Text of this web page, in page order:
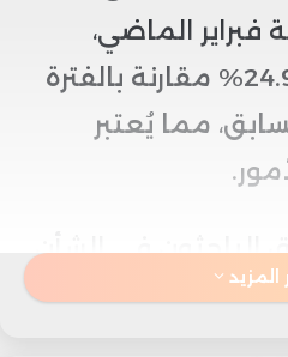
فبراير الماضي،
بنسبة زيادة بلغت 24.9% مقارنة بالفترة
مما يُعتبر
الباحثون في الشأن
البيانات، مشددين
المزيد